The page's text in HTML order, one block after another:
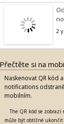
2
Přečtěte si na
Naskenovat QR kód
notifications
mobilním.
The QR kód se zobrazí
může být obtížné ukončit